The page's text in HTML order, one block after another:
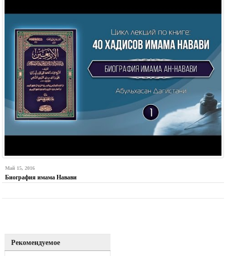
Май 15, 2016
Биография имама Навави
Рекомендуемое